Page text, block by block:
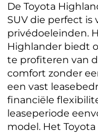
De Toyota
SUV die perfect is
privédoeleinden.
Highlander biedt
te profiteren van
comfort zonder
een vast
financiële
leaseperiode
model. Het